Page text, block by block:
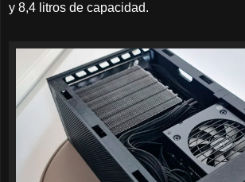
y 8,4 litros de capacidad.